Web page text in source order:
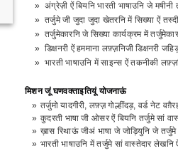
» अंग्रेज़ी ऐं बियनि भारती भाषाउनि जे
» तर्जुमे जी जुदा जुदा खेतरनि में सिख्या ऐं
» तर्जुमेकारनि जे सिख्या कार्यक्रम में
» डिक्षनरी ऐं हममाना लफ़्ज़निजी डिक्षनरी
» भारती भाषाउनि में साइन्स ऐं तकनीकी
मिशन जूं घणवक्ताइतियूं योजनाऊं
» तर्जुमो यादगीरी, लफ़्ज़ गोल्हींदड़, वर्ड नेट
» कुदरती भाषा जी ओसर ऐं बियनि तर्जुमे सां
» ख़ास रिथाऊं जीअं भाषा जे जोड़ियुनि जे तर्जुमे
» भारती भाषाउनि में तर्जुमे सां वास्तेदार